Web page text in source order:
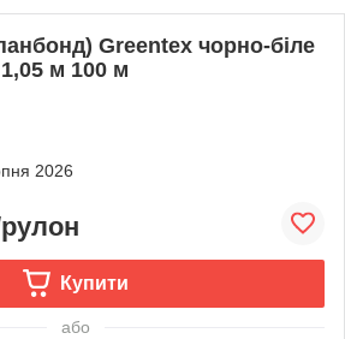
Greentex чорно-біле
м 100 м
2026
Купити
або